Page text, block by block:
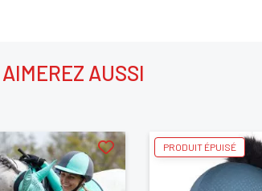
AIMEREZ AUSSI
PRODUIT ÉPUISÉ
enregistrer des produits dans votre liste
SE CONNECTER